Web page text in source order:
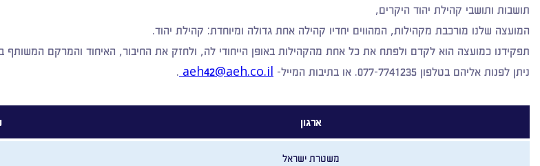
תושבות ותושבי קהילת יהוד היקרים,
המועצה שלנו מורכבת מקהילות, המהווים יחדיו קהילה אחת גדולה ומיוחדת: קהילת יהוד.
תפקידנו כמועצה הוא לקדם ולפתח את כל אחת מהקהילות באופן הייחודי לה, ולחזק את החיבור, האיחוד והמרקם המשותף
ניתן לפנות אליהם בטלפון 077-7741235. או בתיבות המייל-
aeh42@aeh.co.il
.
ארגון
משטרת ישראל